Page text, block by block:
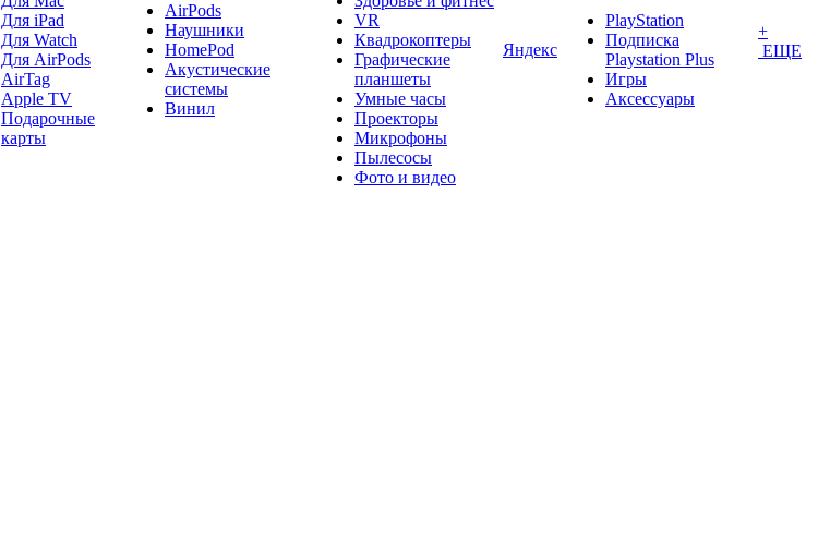
Для iPad
Для Watch
Для AirPods
AirTag
Apple TV
Подарочные
карты
AirPods
Наушники
HomePod
Акустические
системы
Винил
VR
Квадрокоптеры
Графические
планшеты
Умные часы
Проекторы
Микрофоны
Пылесосы
Фото и видео
Яндекс
PlayStation
Подписка
Playstation Plus
Игры
Аксессуары
+
ЕЩЕ